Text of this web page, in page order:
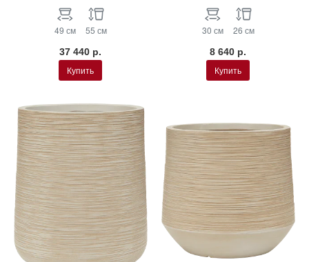
49 см 55 см
37 440 р.
Купить
30 см 26 см
8 640 р.
Купить